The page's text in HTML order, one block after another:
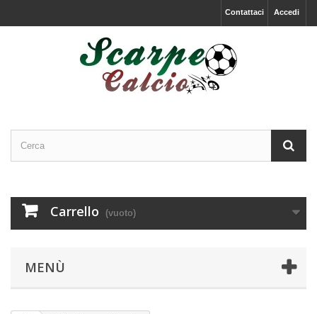
Accedi
Contattaci
Carrello (vuoto)
MENÙ